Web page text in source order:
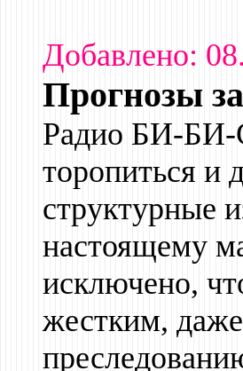
Добавлено:
Прогнозы
Радио БИ-БИ-
торопиться и
структурные
настоящему
исключено,
жестким,